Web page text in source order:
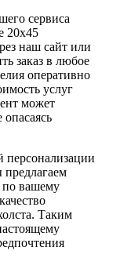
сервиса
20х45
наш сайт или
заказ в любое
оперативно
услуг
может
опасаясь
персонализации
по вашему
Таким